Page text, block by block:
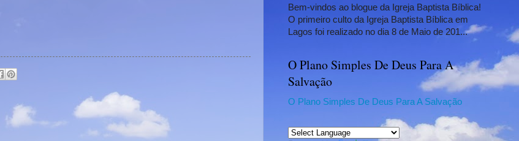
Bem-vindos ao blogue da Igreja Baptista Bíblica!
O primeiro culto da Igreja Baptista Bíblica em
Lagos foi realizado no dia 8 de Maio de 201...
O Plano Simples De Deus Para A
Salvação
O Plano Simples De Deus Para A Salvação